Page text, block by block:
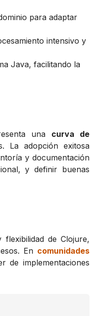
para adaptar
intensivo y
Java, facilitando la
una curva de
La adopción exitosa
y documentación
y definir buenas
de Clojure,
En comunidades
de implementaciones